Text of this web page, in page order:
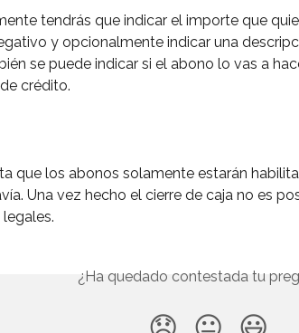
tendrás que indicar el importe que
y opcionalmente indicar una
se puede indicar si el abono lo vas a
crédito.
que los abonos solamente estarán
Una vez hecho el cierre de caja no es
¿Ha quedado contestada tu